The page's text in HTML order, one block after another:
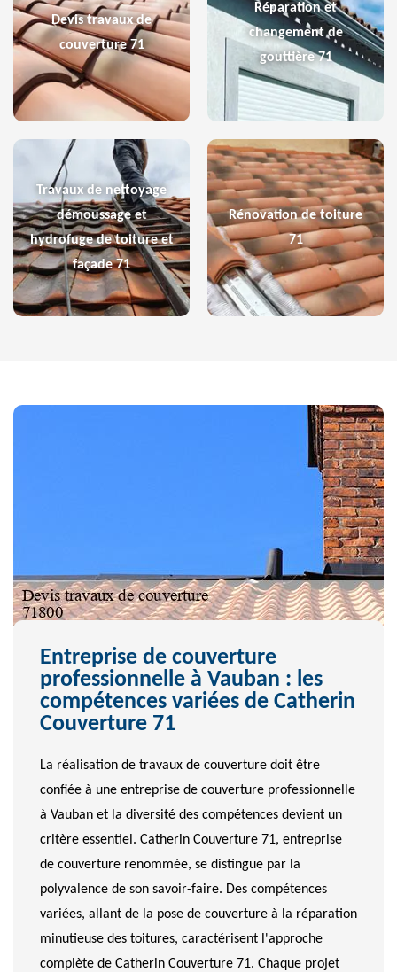
Devis travaux de
couverture 71
Réparation et
changement de
gouttière 71
Travaux de nettoyage
démoussage et
hydrofuge de toiture et
façade 71
Rénovation de toiture
71
Entreprise de couverture
professionnelle à Vauban : les
compétences variées de Catherin
Couverture 71
La réalisation de travaux de couverture doit être
confiée à une entreprise de couverture professionnelle
à Vauban et la diversité des compétences devient un
critère essentiel. Catherin Couverture 71, entreprise
de couverture renommée, se distingue par la
polyvalence de son savoir-faire. Des compétences
variées, allant de la pose de couverture à la réparation
minutieuse des toitures, caractérisent l'approche
complète de Catherin Couverture 71. Chaque projet